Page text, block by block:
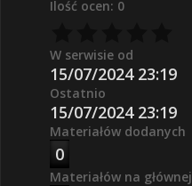
Ilość ocen: 0
W serwisie od
15/07/2024 23:19
Ostatnio
15/07/2024 23:19
Materiałów dodanych
0
Materiałów na głównej